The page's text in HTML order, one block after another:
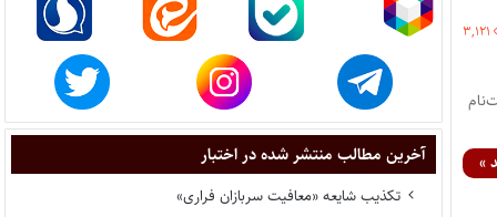
۳,۱۲۱
»
آخرین مطالب منتشر شده در اختبار
تکذیب شایعه «معافیت سربازان فراری»